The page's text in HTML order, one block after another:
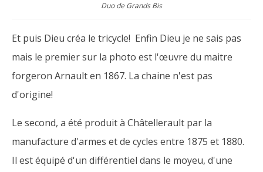
Duo de Grands Bis
Et puis Dieu créa le tricycle! Enfin Dieu je ne sais pas
mais le premier sur la photo est l'œuvre du maitre
forgeron Arnault en 1867. La chaine n'est pas
d'origine!
Le second, a été produit à Châtellerault par la
manufacture d'armes et de cycles entre 1875 et 1880.
Il est équipé d'un différentiel dans le moyeu, d'une